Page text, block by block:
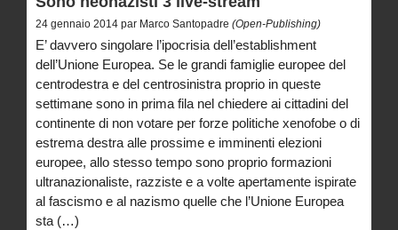
24 gennaio 2014 par Marco Santopadre (Open-Publishing)
E’ davvero singolare l’ipocrisia dell’establishment
dell’Unione Europea. Se le grandi famiglie europee del
centrodestra e del centrosinistra proprio in queste
settimane sono in prima fila nel chiedere ai cittadini del
continente di non votare per forze politiche xenofobe o di
estrema destra alle prossime e imminenti elezioni
europee, allo stesso tempo sono proprio formazioni
ultranazionaliste, razziste e a volte apertamente ispirate
al fascismo e al nazismo quelle che l’Unione Europea
sta (…)